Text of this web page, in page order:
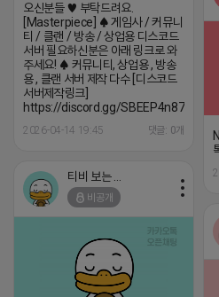
오신분들 ♥ 부탁드려요.
[Masterpiece] ♠ 게임사 / 커뮤니
티 / 클랜 / 방송 / 상업용 디스코드
서버 필요하신분은 아래 링크로 와
주세요! ♠ 커뮤니티, 상업용 , 방송
용 , 클랜 서버 제작 다수 [디스코드
서버제작링크]
https://discord.gg/SBEEP4n87z
2026-04-14 19:45 댓글: 0개
비공개